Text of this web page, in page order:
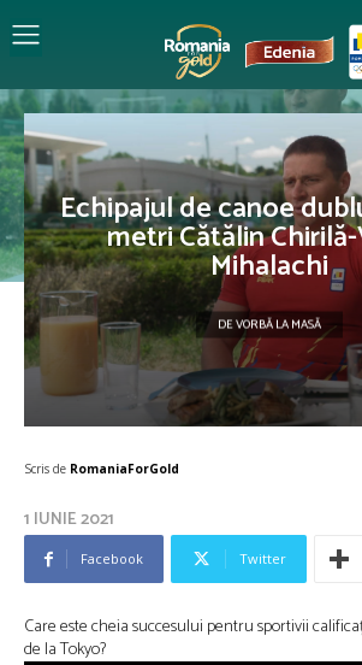
Echipajul de canoe
metri Cătălin
Mihalachi
DE VORBĂ LA MASĂ
Scris de RomaniaForGold
1 IUNIE 2021
Facebook Twitter
Care este cheia succesului pentru sportivii
de la Tokyo?